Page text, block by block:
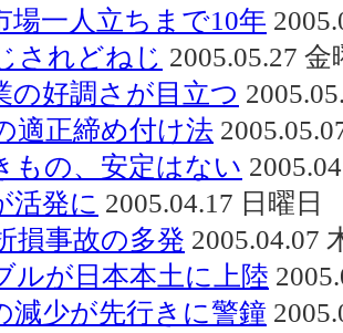
場一人立ちまで10年
されどねじ 2005.05.27 金
の好調さが目立つ
適正締め付け法
もの、安定はない
活発に 2005.04.17 日曜日
損事故の多発 2005.04.07
ルが日本本土に上陸
減少が先行きに警鐘